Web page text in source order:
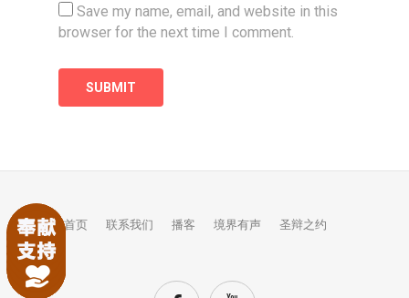
Save my name, email, and website in this
browser for the next time I comment.
首页 联系我们 播客 境界有声 圣辩之约